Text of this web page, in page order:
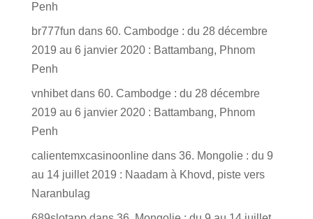
Penh
br777fun dans 60. Cambodge : du 28 décembre
2019 au 6 janvier 2020 : Battambang, Phnom
Penh
vnhibetdans 60. Cambodge : du 28 décembre
2019 au 6 janvier 2020 : Battambang, Phnom
Penh
calientemxcasinoonlinedans 36. Mongolie : du 9
au 14 juillet 2019 : Naadam à Khovd, piste vers
Naranbulag